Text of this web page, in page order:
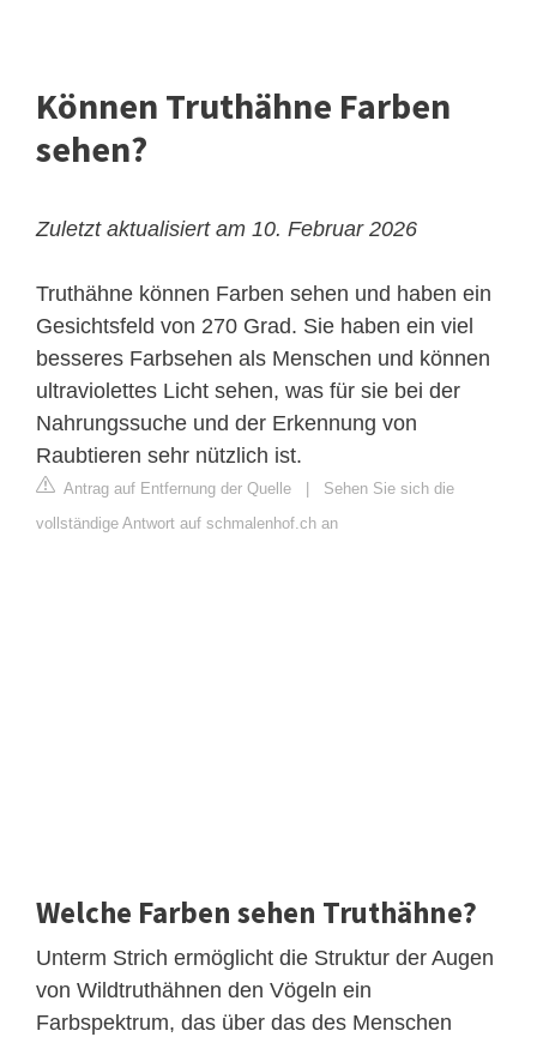
Können Truthähne Farben
sehen?
Zuletzt aktualisiert am 10. Februar 2026
Truthähne können Farben sehen und haben ein
Gesichtsfeld von 270 Grad. Sie haben ein viel
besseres Farbsehen als Menschen und können
ultraviolettes Licht sehen, was für sie bei der
Nahrungssuche und der Erkennung von
Raubtieren sehr nützlich ist.
Antrag auf Entfernung der Quelle
Sehen Sie sich die
vollständige Antwort auf schmalenhof.ch an
Welche Farben sehen Truthähne?
Unterm Strich ermöglicht die Struktur der Augen
von Wildtruthähnen den Vögeln ein
Farbspektrum, das über das des Menschen